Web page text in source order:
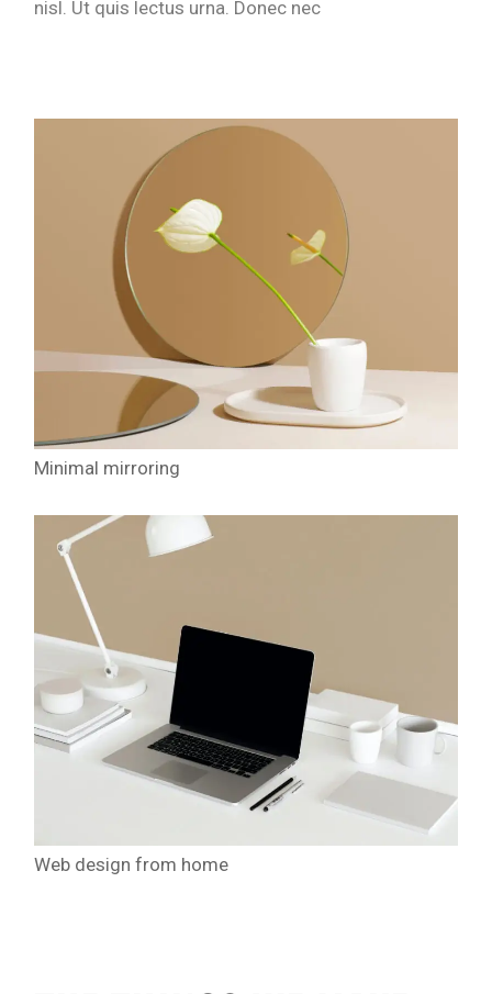
nisl. Ut quis lectus urna. Donec nec
Minimal mirroring
Web design from home